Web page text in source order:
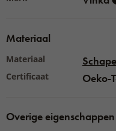
100% katoen
Vulstof: 100% polyester
Afmetingen:
70 x 40 x
Materiaal
Materiaal
Certificaat Oeko-
Overige eigenschappen